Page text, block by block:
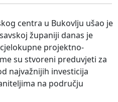
centra u Bukovlju ušao je
županiji danas je
projektno-
su stvoreni preduvjeti za
najvažnijih investicija
na području